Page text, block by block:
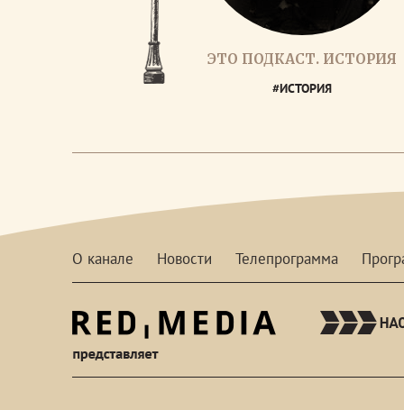
ЭТО ПОДКАСТ. ИСТОРИЯ
#ИСТОРИЯ
О канале Новости Телепрограмма